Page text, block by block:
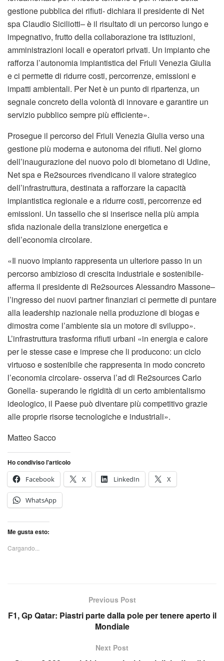
gestione pubblica dei rifiuti- dichiara il presidente di Net
spa Claudio Siciliotti– è il risultato di un percorso lungo e
impegnativo, frutto della collaborazione tra istituzioni,
amministrazioni locali e operatori privati. Un impianto che
rafforza l’autonomia impiantistica del Friuli Venezia Giulia
e ci permette di ridurre costi, percorrenze, emissioni e
impatti ambientali. Per Net è un punto di ripartenza, un
segnale concreto della volontà di innovare e garantire un
servizio pubblico sempre più efficiente».
Prosegue il percorso del Friuli Venezia Giulia verso una
gestione più moderna e autonoma dei rifiuti. Nel giorno
dell’inaugurazione del nuovo polo di biometano di Udine,
Net spa e Re2sources rivendicano il valore strategico
dell’infrastruttura, destinata a rafforzare la capacità
impiantistica regionale e a ridurre costi, percorrenze ed
emissioni. Un tassello che si inserisce nella più ampia
sfida nazionale della transizione energetica e
dell’economia circolare.
«Il nuovo impianto rappresenta un ulteriore passo in un
percorso ambizioso di crescita industriale e sostenibile-
afferma il presidente di Re2sources Alessandro Massone–
l’ingresso dei nuovi partner finanziari ci permette di puntare
alla leadership nazionale nella produzione di biogas e
dimostra come l’ambiente sia un motore di sviluppo».
L’infrastruttura trasforma rifiuti urbani «in energia e calore
per le stesse case e imprese che li producono: un ciclo
virtuoso e sostenibile che rappresenta in modo concreto
l’economia circolare- osserva l’ad di Re2sources Carlo
Gonella- superando le rigidità di un certo ambientalismo
ideologico, il Paese può diventare più competitivo grazie
alle proprie risorse tecnologiche e industriali».
Matteo Sacco
Ho condiviso l'articolo
Facebook
X LinkedIn X
WhatsApp
Me gusta esto:
Cargando...
Previous Post
F1, Gp Qatar: Piastri parte dalla pole per tenere aperto il
Mondiale
Next Post